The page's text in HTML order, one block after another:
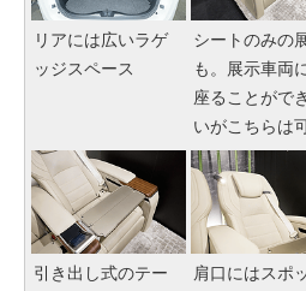
リアには広いラゲ
ッジスペース
シートのみの
も。展示車両
座ることがで
いがこちらは
引き出し式のテー
肩口にはスポ